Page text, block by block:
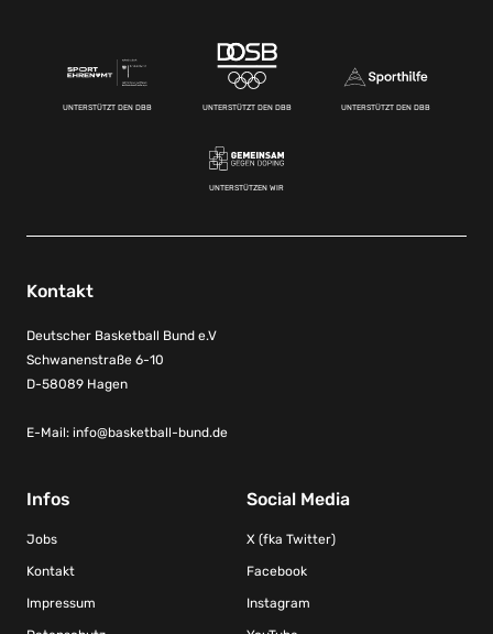
UNTERSTÜTZT DEN DBB UNTERSTÜTZT DEN DBB UNTERSTÜTZT DEN DBB
UNTERSTÜTZEN WIR
Kontakt
Deutscher Basketball Bund e.V
Schwanenstraße 6-10
D-58089 Hagen
E-Mail: info@basketball-bund.de
Infos
Jobs
Kontakt
Impressum
Social Media
X (fka Twitter)
Facebook
Instagram